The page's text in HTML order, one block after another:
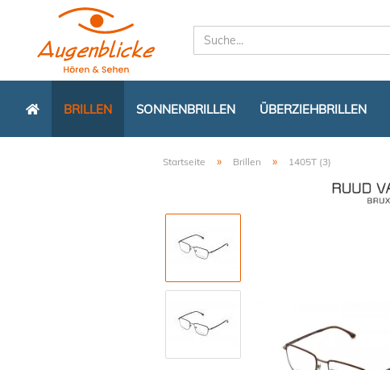
BRILLEN SONNENBRILLEN ÜBERZIEHBRILLEN
Startseite » Brillen » 1405T (3)